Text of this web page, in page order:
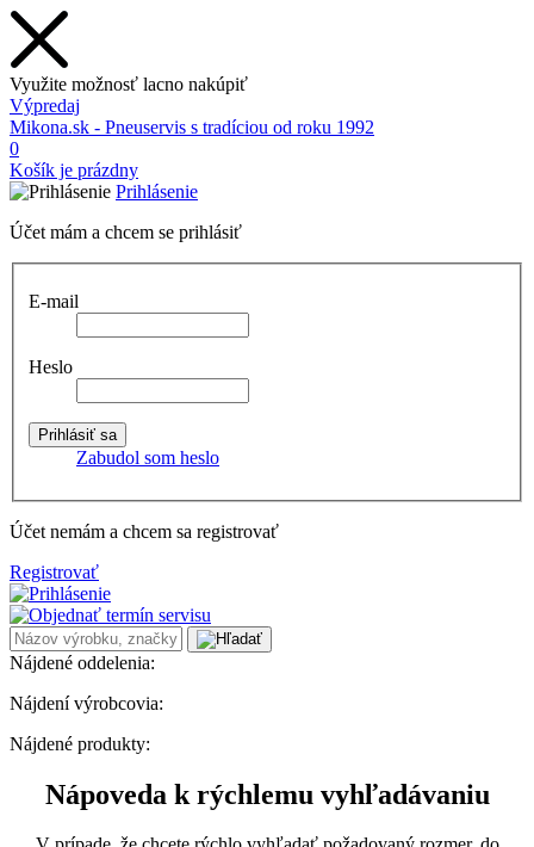
Využite možnosť lacno nakúpiť
Výpredaj
Mikona.sk - Pneuservis s tradíciou od roku 1992
0
Košík je prázdny
Prihlásenie
Účet mám a chcem se prihlásiť
E-mail
Heslo
Zabudol som heslo
Účet nemám a chcem sa registrovať
Registrovať
Nájdené oddelenia:
Nájdení výrobcovia:
Nájdené produkty:
Nápoveda k rýchlemu vyhľadávaniu